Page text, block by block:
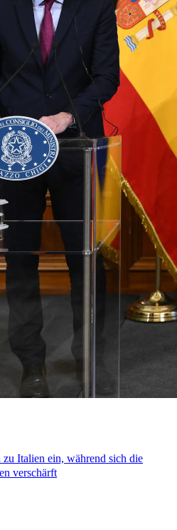
Italien ein, während sich die
verschärft